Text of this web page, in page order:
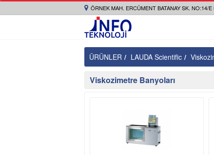
ÖRNEK MAH. ERCÜMENT BATANAY SK. NO:14/
ÜRÜNLER LAUDA Scientific
Viskozimetre Banyoları